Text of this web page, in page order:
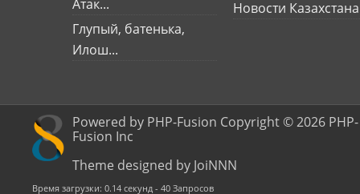
Атак...
Глупый, батенька,
Илош...
Новости Казахстана
Powered by PHP-Fusion Copyright © 2026 PHP-
Fusion Inc
Theme designed by JoiNNN
Время загрузки: 0.14 секунд - 40 Запросов